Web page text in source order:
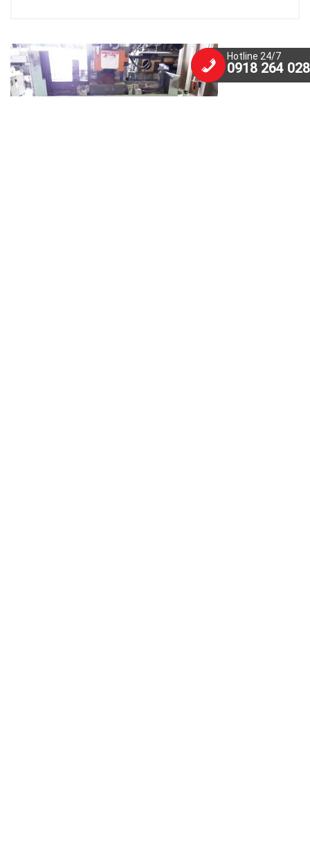
Hotline 24/7
0918 264 028